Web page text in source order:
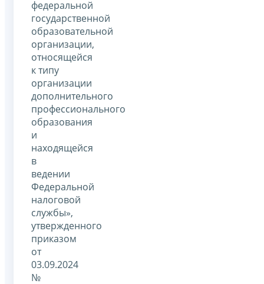
федеральной
государственной
образовательной
организации,
относящейся
к типу
организации
дополнительного
профессионального
образования
и
находящейся
в
ведении
Федеральной
налоговой
службы»,
утвержденного
приказом
от
03.09.2024
№